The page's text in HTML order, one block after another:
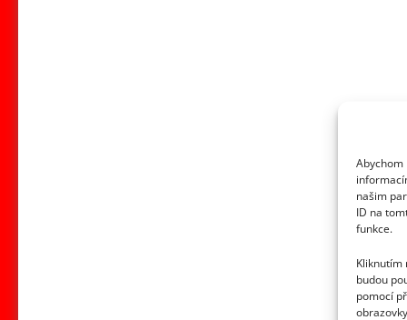
Abychom
našim
ID na
funkce.
Kliknutím
budou
pomocí